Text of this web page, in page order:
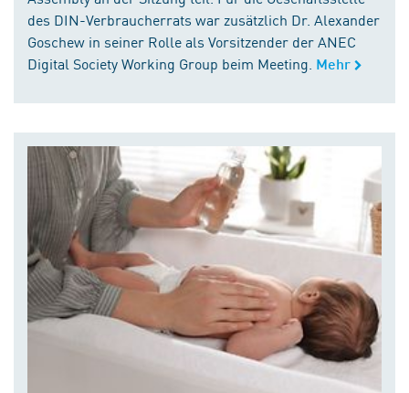
des DIN-Verbraucherrats war zusätzlich Dr. Alexander
Goschew in seiner Rolle als Vorsitzender der ANEC
Digital Society Working Group beim Meeting. Mehr